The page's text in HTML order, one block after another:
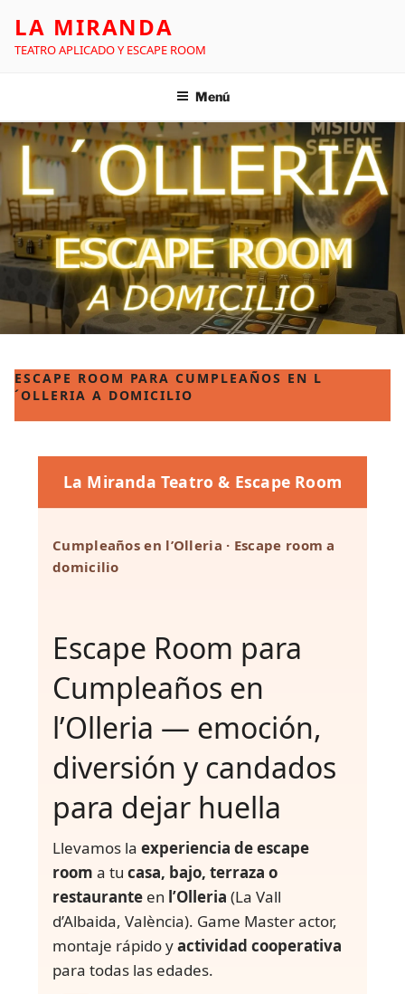
LA MIRANDA
TEATRO APLICADO Y ESCAPE ROOM
Menú
ESCAPE ROOM PARA CUMPLEAÑOS EN L
´OLLERIA A DOMICILIO
La Miranda Teatro & Escape Room
Cumpleaños en l’Olleria · Escape room a
domicilio
Escape Room para
Cumpleaños en
l’Olleria — emoción,
diversión y candados
para dejar huella
Llevamos la experiencia de escape
room a tu casa, bajo, terraza o
restaurante en l’Olleria (La Vall
d’Albaida, València). Game Master actor,
montaje rápido yactividad cooperativa
para todas las edades.